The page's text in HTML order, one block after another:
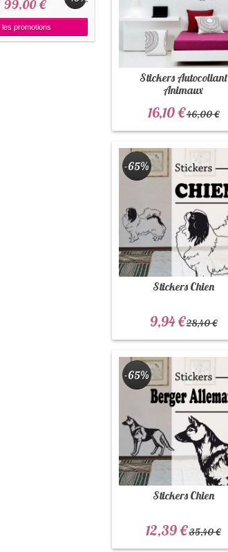
99,00 €
les promotions
Stickers Autocollant
Animaux
16,10 €46,00 €
Stickers Chien
-65%
9,94 €28,40 €
Stickers Chien
-65%
12,39 €35,40 €